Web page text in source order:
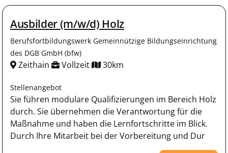
Ausbilder (m/w/d) Holz
Berufsfortbildungswerk Gemeinnützige Bildungseinrichtung
des DGB GmbH (bfw)
Zeithain Vollzeit 30km
Stellenangebot
Sie führen modulare Qualifizierungen im Bereich Holz
durch. Sie übernehmen die Verantwortung für die
Maßnahme und haben die Lernfortschritte im Blick.
Durch Ihre Mitarbeit bei der Vorbereitung und Dur